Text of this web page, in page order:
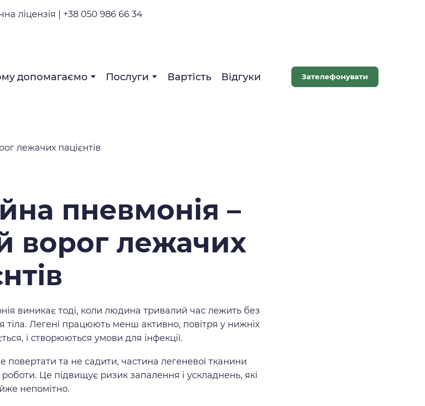
ліцензія | +38 050 986 66 34
допомагаємо Послуги Вартість Відгуки Зателефонувати
пневмонія –
ворог лежачих
виникає тоді, коли людина тривалий час лежить без
тіла. Легені працюють менш активно, повітря у нижніх
і створюються умови для інфекції.
повертати та не садити, частина легеневої тканини
Це підвищує ризик запалення і ускладнень, які
непомітно.